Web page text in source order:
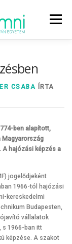
Menü
CSABA ÍRTA
ben alapított,
Magyarország
A hajózási képzés a
jogelődjeként
1966-tól hajózási
kereskedelmi
Budapesten,
vállalatok
s 1966-ban itt
képzése. A szakot